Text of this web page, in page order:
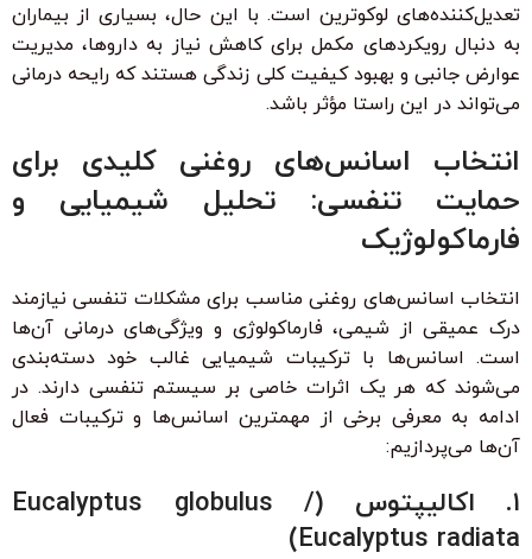
تعدیل‌کننده‌های لوکوترین است. با این حال، بسیاری از بیماران
به دنبال رویکردهای مکمل برای کاهش نیاز به داروها، مدیریت
عوارض جانبی و بهبود کیفیت کلی زندگی هستند که رایحه درمانی
می‌تواند در این راستا مؤثر باشد.
انتخاب اسانس‌های روغنی کلیدی برای
حمایت تنفسی: تحلیل شیمیایی و
فارماکولوژیک
انتخاب اسانس‌های روغنی مناسب برای مشکلات تنفسی نیازمند
درک عمیقی از شیمی، فارماکولوژی و ویژگی‌های درمانی آن‌ها
است. اسانس‌ها با ترکیبات شیمیایی غالب خود دسته‌بندی
می‌شوند که هر یک اثرات خاصی بر سیستم تنفسی دارند. در
ادامه به معرفی برخی از مهمترین اسانس‌ها و ترکیبات فعال
آن‌ها می‌پردازیم:
۱. اکالیپتوس (Eucalyptus globulus /
Eucalyptus radiata)